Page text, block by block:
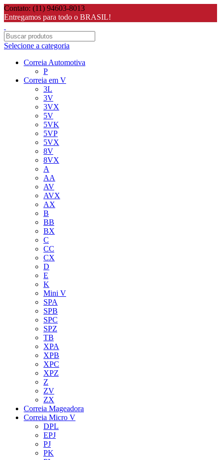
Contato: (11) 94603-8013
Entregamos para todo o BRASIL!
Selecione a categoria
Correia Automotiva
P
Correia em V
3L
3V
3VX
5V
5VK
5VP
5VX
8V
8VX
A
AA
AV
AVX
AX
B
BB
BX
C
CC
CX
D
E
K
Mini V
SPA
SPB
SPC
SPZ
TB
XPA
XPB
XPC
XPZ
Z
ZV
ZX
Correia Mageadora
Correia Micro V
DPL
EPJ
PJ
PK